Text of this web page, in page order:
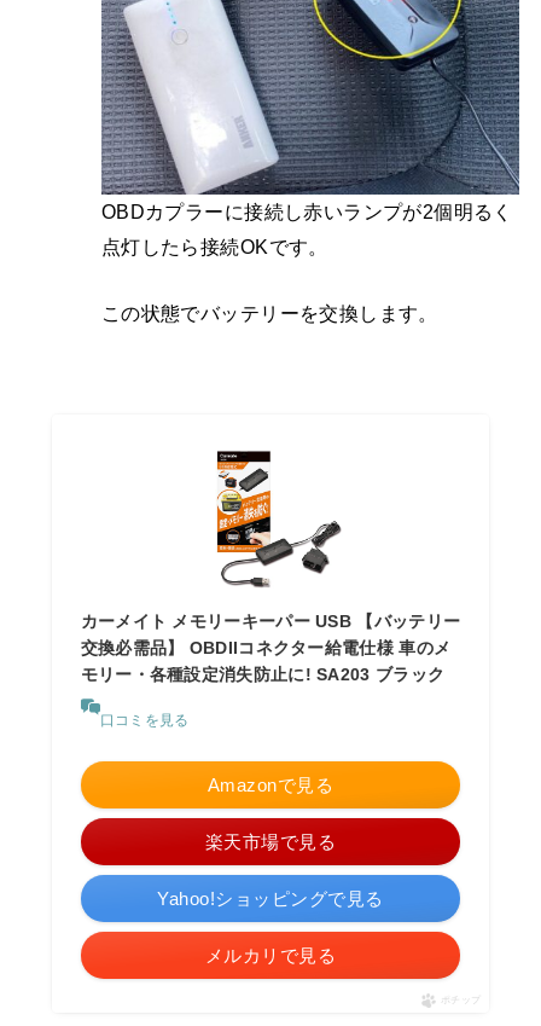
OBDカプラーに接続し赤いランプが2個明るく
点灯したら接続OKです。
この状態でバッテリーを交換します。
カーメイト メモリーキーパー USB 【バッテリー
交換必需品】 OBDIIコネクター給電仕様 車のメ
モリー・各種設定消失防止に! SA203 ブラック
口コミを見る
Amazonで見る
楽天市場で見る
Yahoo!ショッピングで見る
メルカリで見る
ポチップ